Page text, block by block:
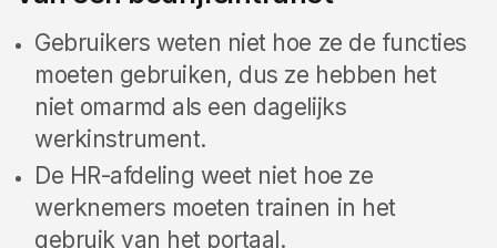
Gebruikers weten niet hoe ze de functies
moeten gebruiken, dus ze hebben het
niet omarmd als een dagelijks
werkinstrument.
De HR-afdeling weet niet hoe ze
werknemers moeten trainen in het
gebruik van het portaal.